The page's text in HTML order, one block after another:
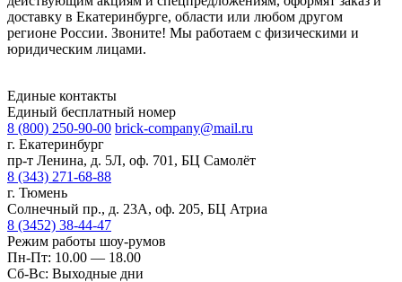
доставку в Екатеринбурге, области или любом другом
регионе России. Звоните! Мы работаем с физическими и
юридическим лицами.
Единые контакты
Единый бесплатный номер
8 (800) 250-90-00 brick-company@mail.ru
г. Екатеринбург
пр-т Ленина, д. 5Л, оф. 701, БЦ Самолёт
8 (343) 271-68-88
г. Тюмень
Солнечный пр., д. 23А, оф. 205, БЦ Атриа
8 (3452) 38-44-47
Режим работы шоу-румов
Пн-Пт: 10.00 — 18.00
Сб-Вс: Выходные дни